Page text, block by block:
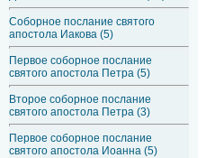
Соборное послание святого
апостола Иакова (5)
Первое соборное послание
святого апостола Петра (5)
Второе соборное послание
святого апостола Петра (3)
Первое соборное послание
святого апостола Иоанна (5)